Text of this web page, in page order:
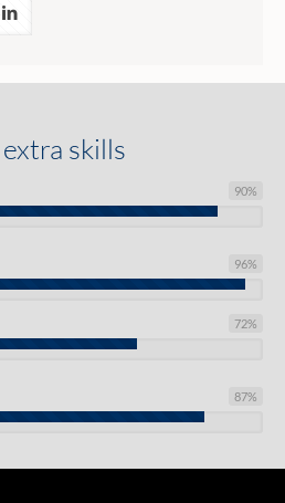
skills
90%
96%
72%
87%